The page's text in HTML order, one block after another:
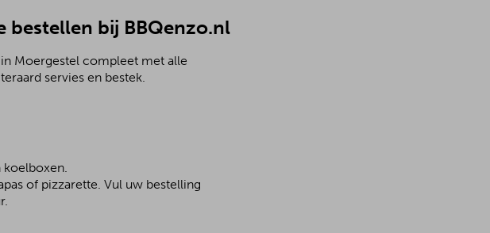
bestellen bij BBQenzo.nl
Moergestel compleet met alle
servies en bestek.
koelboxen.
of pizzarette. Vul uw bestelling